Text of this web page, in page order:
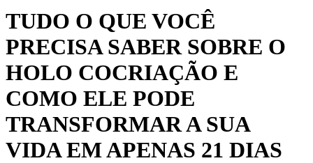
TUDO O QUE VOCÊ
PRECISA SABER SOBRE O
HOLO COCRIAÇÃO E
COMO ELE PODE
TRANSFORMAR A SUA
VIDA EM APENAS 21 DIAS